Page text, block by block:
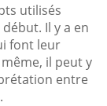
utilisés
Il y a en
font leur
il peut y
entre